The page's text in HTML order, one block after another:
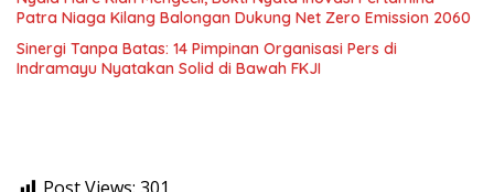
Patra Niaga Kilang Balongan Dukung Net Zero Emission 2060
Sinergi Tanpa Batas: 14 Pimpinan Organisasi Pers di
Indramayu Nyatakan Solid di Bawah FKJI